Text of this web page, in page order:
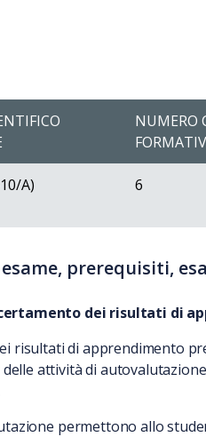
NUMERO
A) 6
prerequisiti,
dei risultati di
risultati di apprendimento
attività di
permettono allo